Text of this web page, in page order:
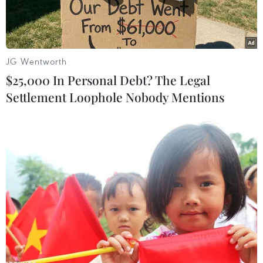
công an thành phố Hà Nội.
Bộ trưởng Nguyễn Thị Kim Tiến đã ký quyết
định tặng bằng khen cho ba đơn vị gồm: Phòng
Công an phường hàng Bông, Công an Phường
Hoàn Kiếm vì đã có thành tích đặc biệt xuất sắc
Bộ trưởng Nguyễn Thị Kim Tiến phấn khởi nói
vụ án bắt cóc trẻ sơ sinh mới hai ngày tuổi đặc
biệt nghiêm trọng đã gây hoang mang trong dư
luận nhân dân. Tuy nhiên chỉ sau 5 ngày đêm
điều tra phá án, cơ quan công an đã tìm thấy
cháu bé và trao tận tay cho gia đình. Đây là
niềm vui lớn của ngành y tế và các chiến sỹ
JG Wentworth
$25,000 In Personal Debt? The Legal
Settlement Loophole Nobody Mentions